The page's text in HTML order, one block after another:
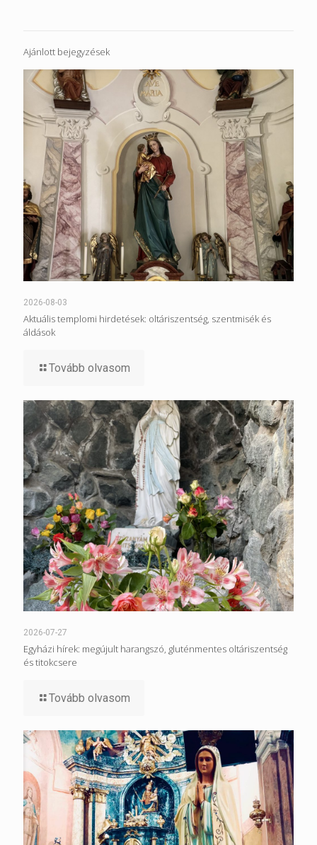
Ajánlott bejegyzések
2026-08-03
Aktuális templomi hirdetések: oltáriszentség, szentmisék és
áldások
Tovább olvasom
2026-07-27
Egyházi hírek: megújult harangszó, gluténmentes oltáriszentség
és titokcsere
Tovább olvasom